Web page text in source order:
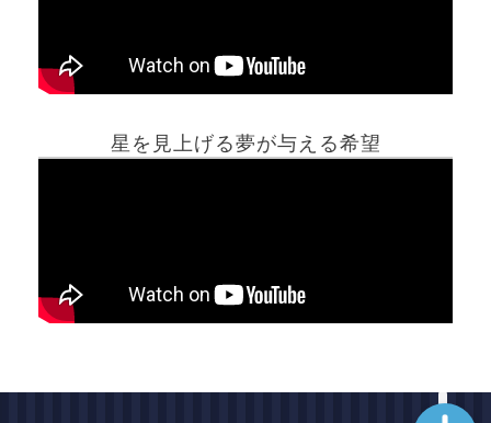
星を見上げる夢が与える希望
ホーム
最新記事動画